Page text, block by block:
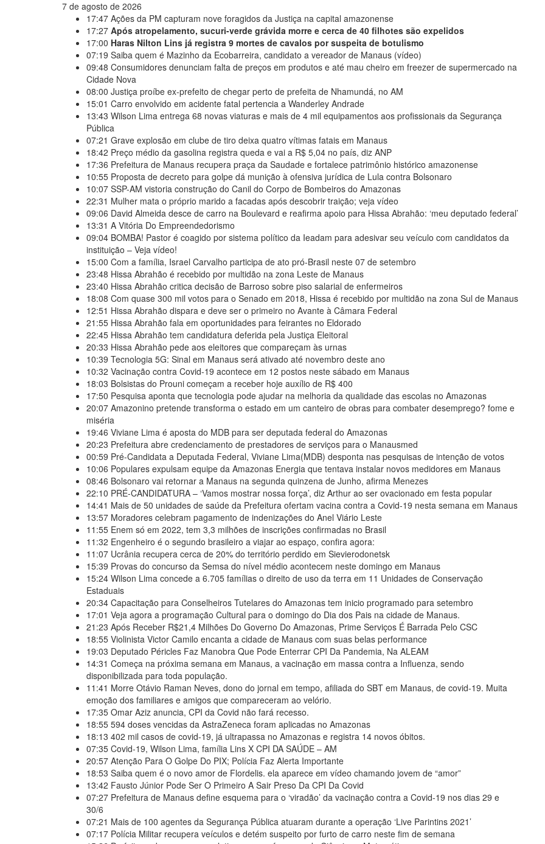
7 de agosto de 2026
17:47 Ações da PM capturam nove foragidos da Justiça na capital amazonense
17:27 Após atropelamento, sucuri-verde grávida morre e cerca de 40 filhotes são expelidos
17:00 Haras Nilton Lins já registra 9 mortes de cavalos por suspeita de botulismo
07:19 Saiba quem é Mazinho da Ecobarreira, candidato a vereador de Manaus (vídeo)
09:48 Consumidores denunciam falta de preços em produtos e até mau cheiro em freezer de supermercado na
Cidade Nova
08:00 Justiça proíbe ex-prefeito de chegar perto de prefeita de Nhamundá, no AM
15:01 Carro envolvido em acidente fatal pertencia a Wanderley Andrade
13:43 Wilson Lima entrega 68 novas viaturas e mais de 4 mil equipamentos aos profissionais da Segurança
Pública
07:21 Grave explosão em clube de tiro deixa quatro vítimas fatais em Manaus
18:42 Preço médio da gasolina registra queda e vai a R$ 5,04 no país, diz ANP
17:36 Prefeitura de Manaus recupera praça da Saudade e fortalece patrimônio histórico amazonense
10:55 Proposta de decreto para golpe dá munição à ofensiva jurídica de Lula contra Bolsonaro
10:07 SSP-AM vistoria construção do Canil do Corpo de Bombeiros do Amazonas
22:31 Mulher mata o próprio marido a facadas após descobrir traição; veja vídeo
09:06 David Almeida desce de carro na Boulevard e reafirma apoio para Hissa Abrahão: ‘meu deputado federal’
13:31 A Vitória Do Empreendedorismo
09:04 BOMBA! Pastor é coagido por sistema político da Ieadam para adesivar seu veículo com candidatos da
instituição – Veja vídeo!
15:00 Com a família, Israel Carvalho participa de ato pró-Brasil neste 07 de setembro
23:48 Hissa Abrahão é recebido por multidão na zona Leste de Manaus
23:40 Hissa Abrahão critica decisão de Barroso sobre piso salarial de enfermeiros
18:08 Com quase 300 mil votos para o Senado em 2018, Hissa é recebido por multidão na zona Sul de Manaus
12:51 Hissa Abrahão dispara e deve ser o primeiro no Avante à Câmara Federal
21:55 Hissa Abrahão fala em oportunidades para feirantes no Eldorado
22:45 Hissa Abrahão tem candidatura deferida pela Justiça Eleitoral
20:33 Hissa Abrahão pede aos eleitores que compareçam às urnas
10:39 Tecnologia 5G: Sinal em Manaus será ativado até novembro deste ano
10:32 Vacinação contra Covid-19 acontece em 12 postos neste sábado em Manaus
18:03 Bolsistas do Prouni começam a receber hoje auxílio de R$ 400
17:50 Pesquisa aponta que tecnologia pode ajudar na melhoria da qualidade das escolas no Amazonas
20:07 Amazonino pretende transforma o estado em um canteiro de obras para combater desemprego? fome e
miséria
19:46 Viviane Lima é aposta do MDB para ser deputada federal do Amazonas
20:23 Prefeitura abre credenciamento de prestadores de serviços para o Manausmed
00:59 Pré-Candidata a Deputada Federal, Viviane Lima(MDB) desponta nas pesquisas de intenção de votos
10:06 Populares expulsam equipe da Amazonas Energia que tentava instalar novos medidores em Manaus
08:46 Bolsonaro vai retornar a Manaus na segunda quinzena de Junho, afirma Menezes
22:10 PRÉ-CANDIDATURA – ‘Vamos mostrar nossa força’, diz Arthur ao ser ovacionado em festa popular
14:41 Mais de 50 unidades de saúde da Prefeitura ofertam vacina contra a Covid-19 nesta semana em Manaus
13:57 Moradores celebram pagamento de indenizações do Anel Viário Leste
11:55 Enem só em 2022, tem 3,3 milhões de inscrições confirmadas no Brasil
11:32 Engenheiro é o segundo brasileiro a viajar ao espaço, confira agora:
11:07 Ucrânia recupera cerca de 20% do território perdido em Sievierodonetsk
15:39 Provas do concurso da Semsa do nível médio acontecem neste domingo em Manaus
15:24 Wilson Lima concede a 6.705 famílias o direito de uso da terra em 11 Unidades de Conservação
Estaduais
20:34 Capacitação para Conselheiros Tutelares do Amazonas tem inicio programado para setembro
17:01 Veja agora a programação Cultural para o domingo do Dia dos Pais na cidade de Manaus.
21:23 Após Receber R$21,4 Milhões Do Governo Do Amazonas, Prime Serviços É Barrada Pelo CSC
18:55 Violinista Victor Camilo encanta a cidade de Manaus com suas belas performance
19:03 Deputado Péricles Faz Manobra Que Pode Enterrar CPI Da Pandemia, Na ALEAM
14:31 Começa na próxima semana em Manaus, a vacinação em massa contra a Influenza, sendo
disponibilizada para toda população.
11:41 Morre Otávio Raman Neves, dono do jornal em tempo, afiliada do SBT em Manaus, de covid-19. Muita
emoção dos familiares e amigos que compareceram ao velório.
17:35 Omar Aziz anuncia, CPI da Covid não fará recesso.
18:55 594 doses vencidas da AstraZeneca foram aplicadas no Amazonas
18:13 402 mil casos de covid-19, já ultrapassa no Amazonas e registra 14 novos óbitos.
07:35 Covid-19, Wilson Lima, família Lins X CPI DA SAÚDE – AM
20:57 Atenção Para O Golpe Do PIX; Polícia Faz Alerta Importante
18:53 Saiba quem é o novo amor de Flordelis. ela aparece em vídeo chamando jovem de “amor”
13:42 Fausto Júnior Pode Ser O Primeiro A Sair Preso Da CPI Da Covid
07:27 Prefeitura de Manaus define esquema para o ‘viradão’ da vacinação contra a Covid-19 nos dias 29 e
30/6
07:21 Mais de 100 agentes da Segurança Pública atuaram durante a operação ‘Live Parintins 2021’
07:17 Polícia Militar recupera veículos e detém suspeito por furto de carro neste fim de semana